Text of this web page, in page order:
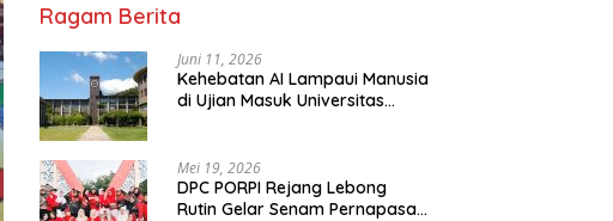
Ragam Berita
Juni 11, 2026
Kehebatan AI Lampaui Manusia
di Ujian Masuk Universitas
Mei 19, 2026
DPC PORPI Rejang Lebong
Rutin Gelar Senam Pernapasan